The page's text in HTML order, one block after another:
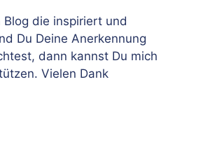
Blog die inspiriert und
Du Deine Anerkennung
dann kannst Du mich
Vielen Dank